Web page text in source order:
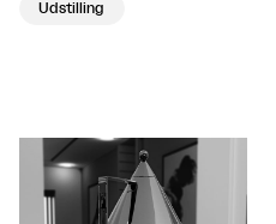
Udstilling